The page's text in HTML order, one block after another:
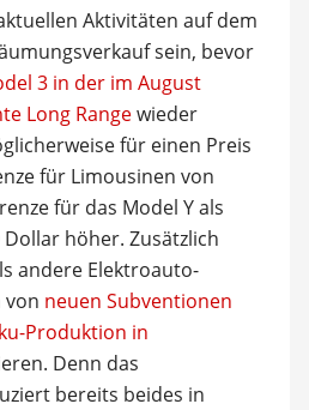
Aktivitäten auf dem
sein, bevor
3 in der im August
Long Rangewieder
für einen Preis
für Limousinen von
für das Model Y als
höher. Zusätzlich
andere Elektroauto-
von neuen Subventionen
Produktion in
Denn das
bereits beides in